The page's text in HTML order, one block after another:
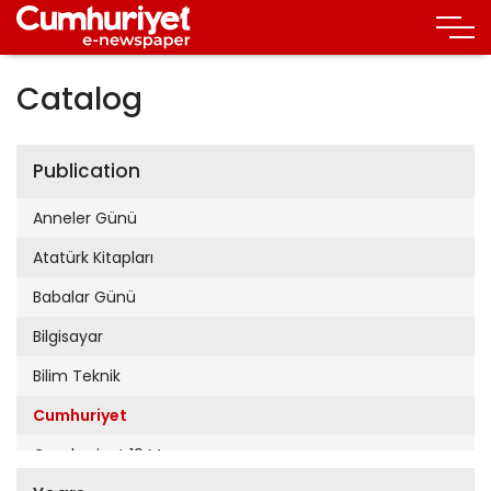
Catalog
Publication
Anneler Günü
Atatürk Kitapları
Babalar Günü
Bilgisayar
Bilim Teknik
Cumhuriyet
Cumhuriyet 19 Mayıs